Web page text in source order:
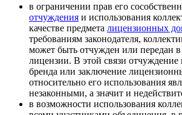
в ограничении прав его
отчуждения и использования
качестве предмета лицензионных
требованиям законодателя,
может быть отчужден или передан
лицензии. В этой связи отчуждение
бренда или заключение
относительно его использования
незаконными, а значит и
в возможности использования